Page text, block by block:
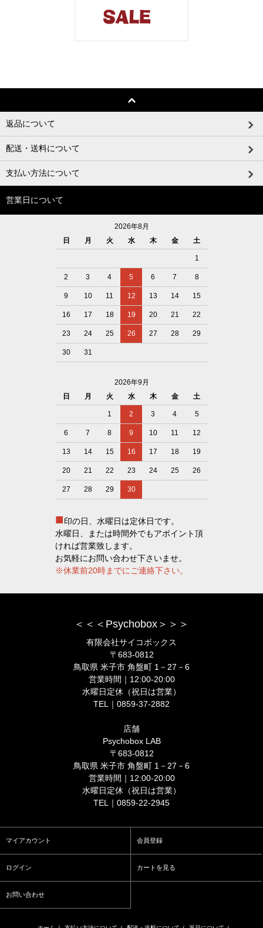
返品について
配送・送料について
支払い方法について
営業日について
2026年8月
日
月 火 水 木 金 土
1
2 3 4 5 6 7 8
9 10 11 12 13 14 15
16 17 18 19 20 21 22
23 24 25 26 27 28 29
30 31
2026年9月
日
月 火 水 木 金 土
1 2 3 4 5
6 7 8 9 10 11 12
13 14 15 16 17 18 19
20 21 22 23 24 25 26
27 28 29 30
■印の日、水曜日は定休日です。
水曜日、または時間外でもアポイント頂
ければ営業致します。
お気軽にお問い合わせ下さいませ。
※休業前20時までにご連絡下さい。
＜＜＜Psychobox＞＞＞
有限会社サイコボックス
〒683-0812
鳥取県 米子市 角盤町 1－27－6
営業時間｜12:00-20:00
水曜日定休（祝日は営業）
TEL｜0859-37-2882
店舗
Psychobox LAB
〒683-0812
鳥取県 米子市 角盤町 1－27－6
営業時間｜12:00-20:00
水曜日定休（祝日は営業）
TEL｜0859-22-2945
マイアカウント 会員登録
ログイン カートを見る
お問い合わせ